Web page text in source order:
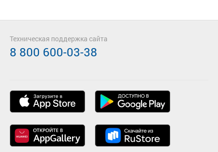
Техническая поддержка сайта
8 800 600-03-38